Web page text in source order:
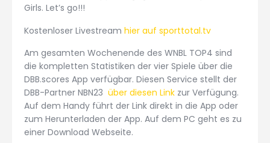
Girls. Let’s go!!!
Kostenloser Livestream hier auf sporttotal.tv
Am gesamten Wochenende des WNBL TOP4 sind
die kompletten Statistiken der vier Spiele über die
DBB.scores App verfügbar. Diesen Service stellt der
DBB-Partner NBN23 über diesen Link zur Verfügung.
Auf dem Handy führt der Link direkt in die App oder
zum Herunterladen der App. Auf dem PC geht es zu
einer Download Webseite.